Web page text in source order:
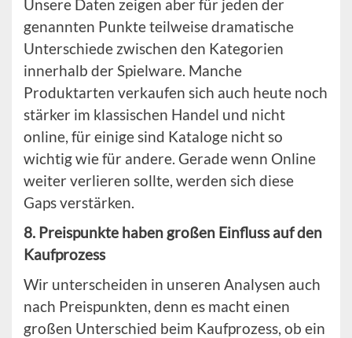
Unsere Daten zeigen aber für jeden der
genannten Punkte teilweise dramatische
Unterschiede zwischen den Kategorien
innerhalb der Spielware. Manche
Produktarten verkaufen sich auch heute noch
stärker im klassischen Handel und nicht
online, für einige sind Kataloge nicht so
wichtig wie für andere. Gerade wenn Online
weiter verlieren sollte, werden sich diese
Gaps verstärken.
8. Preispunkte haben großen Einfluss auf den
Kaufprozess
Wir unterscheiden in unseren Analysen auch
nach Preispunkten, denn es macht einen
großen Unterschied beim Kaufprozess, ob ein